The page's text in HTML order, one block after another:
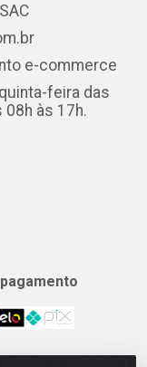
e-commerce
feira das
às 17h.